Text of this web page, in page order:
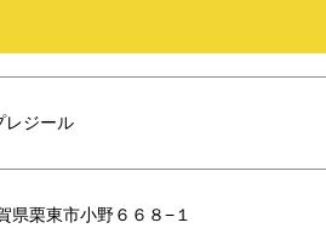
レジール
県栗東市小野６６８−１